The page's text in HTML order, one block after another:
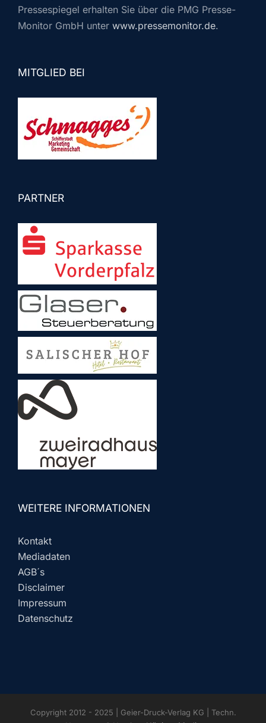
Pressespiegel erhalten Sie über die PMG Presse-
Monitor GmbH unter www.pressemonitor.de.
MITGLIED BEI
PARTNER
WEITERE INFORMATIONEN
Kontakt
Mediadaten
AGB´s
Disclaimer
Impressum
Datenschutz
Copyright 2012 - 2025 | Geier-Druck-Verlag KG | Techn.